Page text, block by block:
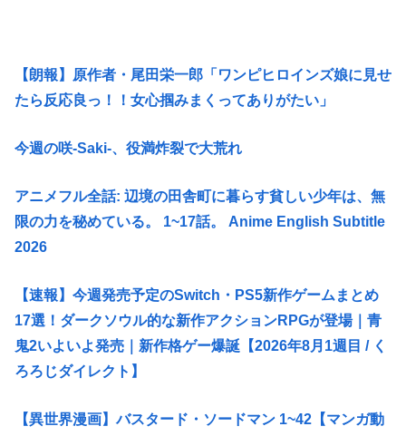
【朗報】原作者・尾田栄一郎「ワンピヒロインズ娘に見せ
たら反応良っ！！女心掴みまくってありがたい」
今週の咲-Saki-、役満炸裂で大荒れ
アニメフル全話: 辺境の田舎町に暮らす貧しい少年は、無
限の力を秘めている。 1~17話。 Anime English Subtitle
2026
【速報】今週発売予定のSwitch・PS5新作ゲームまとめ
17選！ダークソウル的な新作アクションRPGが登場｜青
鬼2いよいよ発売｜新作格ゲー爆誕【2026年8月1週目 / く
ろろじダイレクト】
【異世界漫画】バスタード・ソードマン 1~42【マンガ動